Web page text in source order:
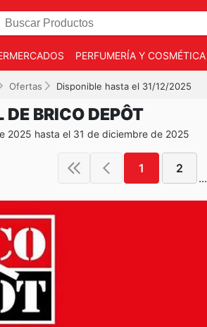
PERFUMERÍA Y COSMÉTICA
Ofertas Disponible hasta el 31/12/2025
DE BRICO DEPÔT
2025 hasta el 31 de diciembre de 2025
1 2
...